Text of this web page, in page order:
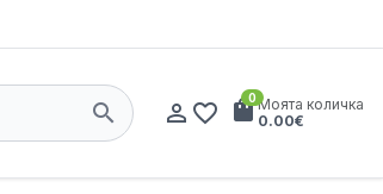
search person_outline favorite_border shopping_bag
0Моята количка
0.00€